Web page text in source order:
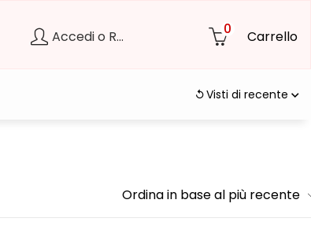
Accedi o Registrati 0 Carrello
Visti di recente
Ordina in base al più recente